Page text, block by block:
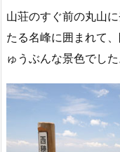
山荘のすぐ前の丸山
たる名峰に囲まれて
ゅうぶんな景色でした